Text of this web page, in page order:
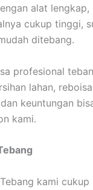
alat
cukup tinggi,
ditebang.
profesional
lahan,
keuntungan
kami.
kami